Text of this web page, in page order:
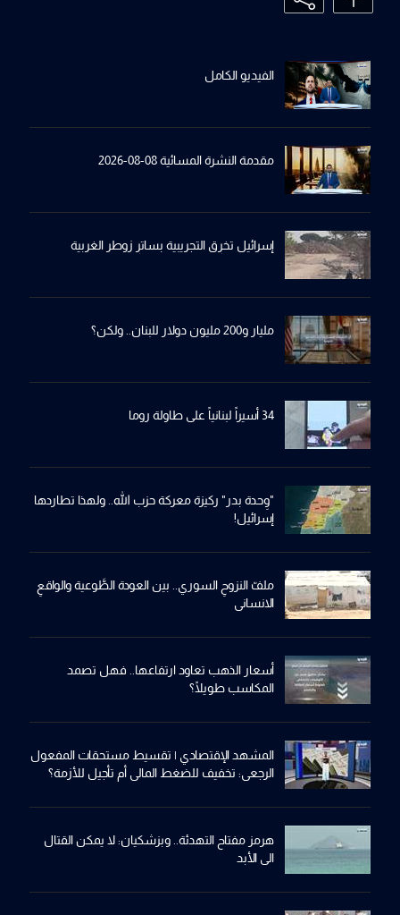
الفيديو الكامل
مقدمة النشرة المسائية 08-08-2026
إسرائيل تخرِق التجريبية بساترِ زوطر الغربية
مليار و200 مليون دولار للبنان.. ولكن؟
34 أسيراً لبنانياً على طاولة روما
"وِحدة بدر" ركيزة معركة حزب الله.. ولهذا تطاردها
إسرائيل!
ملفّ النزوحِ السوري.. بين العودة الطَّوعية والواقعِ
الانساني
أسعار الذهب تعاود ارتفاعها.. فهل تصمد
المكاسب طويلًا؟
المشهد الإقتصادي | تقسيط مستحقات المفعول
الرجعي: تخفيف للضغط المالي أم تأجيل للأزمة؟
هرمز مفتاح التهدئة.. وبزشكيان: لا يمكن القتال
الى الأبد